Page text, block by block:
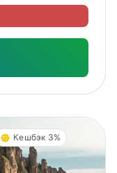
Кешбэк 3%